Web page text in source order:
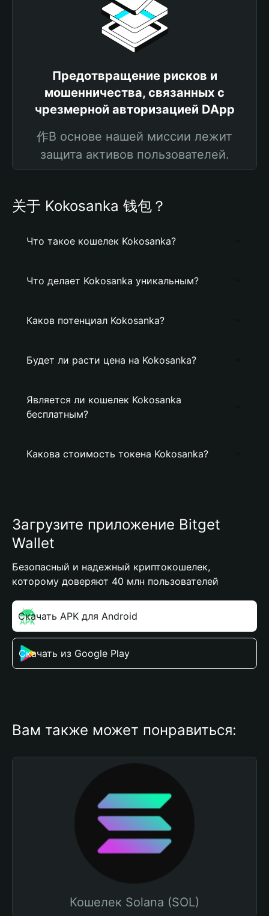
Предотвращение рисков и
мошенничества, связанных с
чрезмерной авторизацией DApp
作В основе нашей миссии лежит
защита активов пользователей.
关于 Kokosanka 钱包？
Что такое кошелек Kokosanka?
Что делает Kokosanka уникальным?
Каков потенциал Kokosanka?
Будет ли расти цена на Kokosanka?
Является ли кошелек Kokosanka
бесплатным?
Какова стоимость токена Kokosanka?
Загрузите приложение Bitget
Wallet
Безопасный и надежный криптокошелек,
которому доверяют 40 млн пользователей
Скачать APK для Android
Скачать из Google Play
Вам также может понравиться:
Кошелек Solana (SOL)